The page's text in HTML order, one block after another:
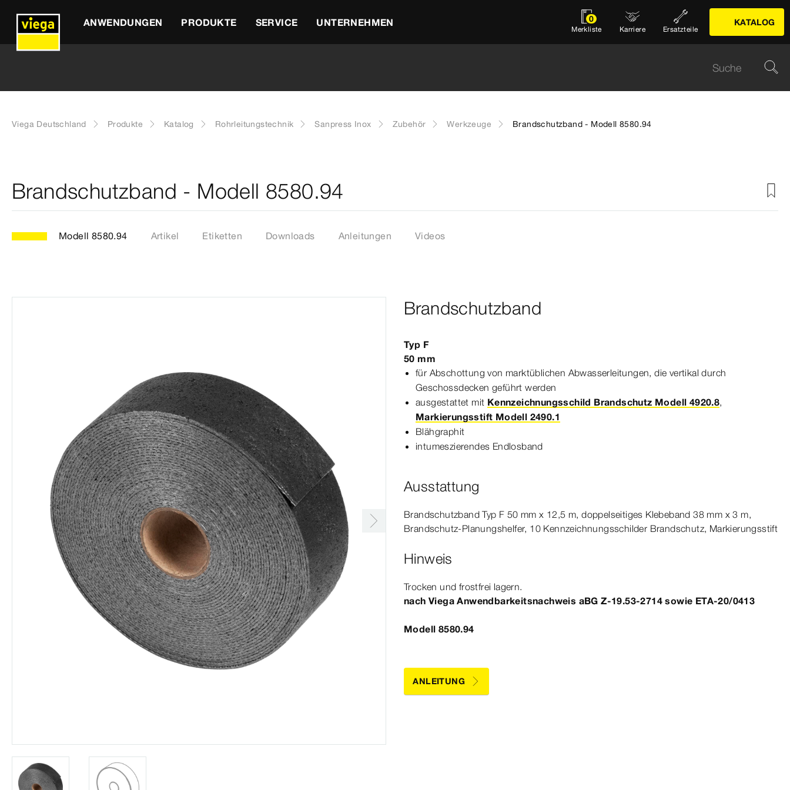
ANWENDUNGEN PRODUKTE SERVICE UNTERNEHMEN 0
Merkliste Karriere Ersatzteile
KATALOG
Viega Deutschland Produkte Katalog Rohrleitungstechnik Sanpress Inox Zubehör Werkzeuge Brandschutzband - Modell 8580.94
Brandschutzband - Modell 8580.94
Modell 8580.94 Artikel Etiketten Downloads Anleitungen Videos
Brandschutzband
Typ F
50 mm
für Abschottung von marktüblichen Abwasserleitungen, die vertikal durch
Geschossdecken geführt werden
ausgestattet mit Kennzeichnungsschild Brandschutz Modell 4920.8,
Markierungsstift Modell 2490.1
Blähgraphit
intumeszierendes Endlosband
Ausstattung
Brandschutzband Typ F 50 mm x 12,5 m, doppelseitiges Klebeband 38 mm x 3 m,
Brandschutz-​Planungshelfer, 10 Kennzeichnungsschilder Brandschutz, Markierungsstift
Hinweis
Trocken und frostfrei lagern.
nach Viega Anwendbarkeitsnachweis aBG Z-19.53‑2714 sowie ETA-20/0413
Modell 8580.94
ANLEITUNG